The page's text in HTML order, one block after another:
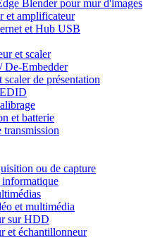
Blender pour mur d'images
et amplificateur
et Hub USB
et scaler
De-Embedder
scaler de présentation
et batterie
transmission
ou de capture
informatique
et multimédia
sur HDD
et échantillonneur